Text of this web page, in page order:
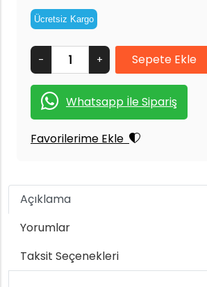
Ücretsiz Kargo
- +
Whatsapp İle Sipariş
Favorilerime Ekle
Açıklama
Yorumlar
Taksit Seçenekleri